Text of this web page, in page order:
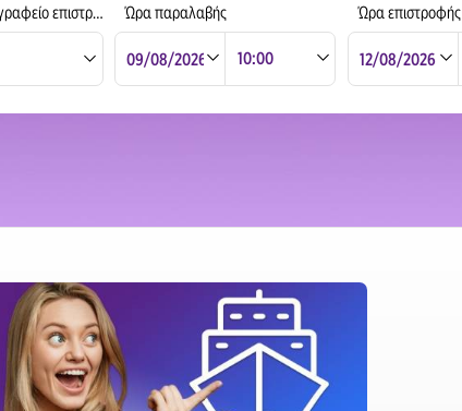
airport -, 84 300 Naxos
+30 22850 25392
mail: jnx@carwiz.gr
επιστροφής
Naxos airport -, 84 300 Naxos
ΤΗΛΕΦΩΝΟ: +30 22850 25392
E-mail: jnx@carwiz.gr
Αθήνας
Χανίων
Ώρα παραλαβής Ώρα επιστροφής